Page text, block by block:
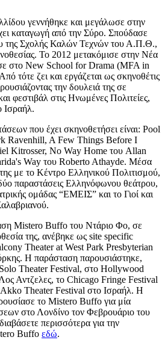
γεννήθηκε και μεγάλωσε στην
καταγωγή από την Σύρο. Σπούδασε
της Σχολής Καλών Τεχνών του Α.Π.Θ.,
Το 2012 μετακόμισε στην Νέα
στο New School for Drama (MFA in
τότε ζει και εργάζεται ως σκηνοθέτις
την δουλειά της σε
φεστιβάλ στις Ηνωμένες Πολιτείες,
Ισραήλ.
που έχει σκηνοθετήσει είναι: Pool
Ravenhill, A Few Things Before I
Kitrosser, No Way Home του Allan
Way του Roberto Athayde. Μέσα
με το Κέντρο Ελληνικού Πολιτισμού,
παραστάσεις Ελληνόφωνου θεάτρου,
ομάδας “ΕΜΕΙΣ” και το Γιοί και
Mistero Buffo του Ντάριο Φο, σε
της, ανέβηκε ως site specific
Theater at West Park Presbyterian
Η παράσταση παρουσιάστηκε,
Theater Festival, στο Hollywood
Αντζελες, το Chicago Fringe Festival
Akko Theater Festival στο Ισραήλ. Η
το Mistero Buffo για μία
στο Λονδίνο τον Φεβρουάριο του
περισσότερα για την
Buffo εδώ.